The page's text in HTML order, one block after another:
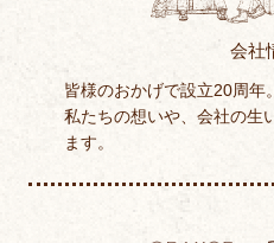
会社
皆様のおかげで設立20周年。
私たちの想いや、会社の生
ます。